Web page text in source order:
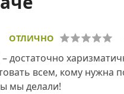
ОТЛИЧНО
достаточно
всем, кому нужна
мы делали!